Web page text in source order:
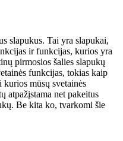
slapukus. Tai yra slapukai,
ir funkcijas, kurios yra
pirmosios šalies slapukų
funkcijas, tokias kaip
kurios mūsų svetainės
atpažįstama net pakeitus
Be kita ko, tvarkomi šie